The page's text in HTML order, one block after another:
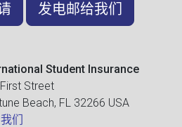
发电邮给我们
Student Insurance
Street
Beach, FL 32266 USA
们